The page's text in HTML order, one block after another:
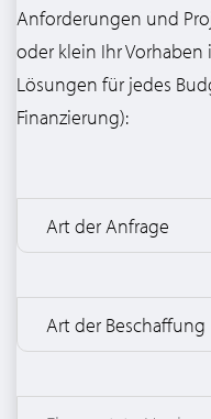
Anforderungen und
oder klein Ihr
Lösungen für jedes
Finanzierung):